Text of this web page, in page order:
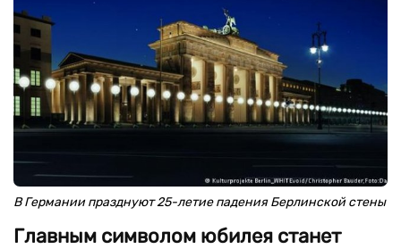
В Германии празднуют 25-летие падения Берлинской стены
Главным символом юбилея станет